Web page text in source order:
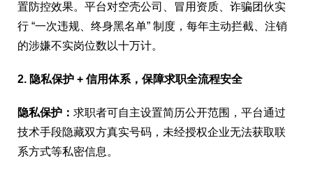
置防控效果。平台对空壳公司、冒用资质、诈骗团伙实
行 “一次违规、终身黑名单” 制度，每年主动拦截、注销
的涉嫌不实岗位数以十万计。
2. 隐私保护 + 信用体系，保障求职全流程安全
隐私保护： 求职者可自主设置简历公开范围，平台通过
技术手段隐藏双方真实号码，未经授权企业无法获取联
系方式等私密信息。